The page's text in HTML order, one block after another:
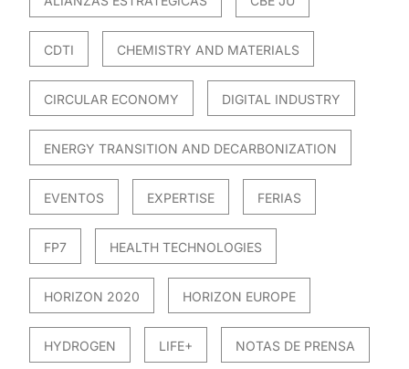
CDTI CHEMISTRY AND MATERIALS
CIRCULAR ECONOMY DIGITAL INDUSTRY
ENERGY TRANSITION AND DECARBONIZATION
EVENTOS EXPERTISE FERIAS
FP7 HEALTH TECHNOLOGIES
HORIZON 2020 HORIZON EUROPE
HYDROGEN LIFE+ NOTAS DE PRENSA